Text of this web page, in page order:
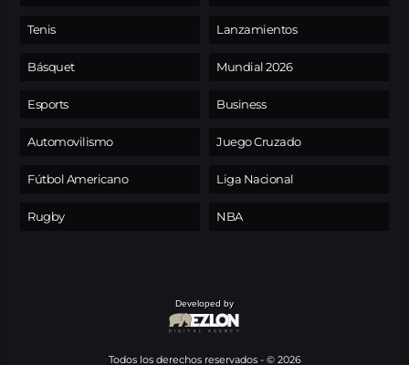
Tenis
Básquet
Esports
Automovilismo
Fútbol Americano
Rugby
Lanzamientos
Mundial 2026
Business
Juego Cruzado
Liga Nacional
NBA
Developed by
Todos los derechos reservados - © 2026